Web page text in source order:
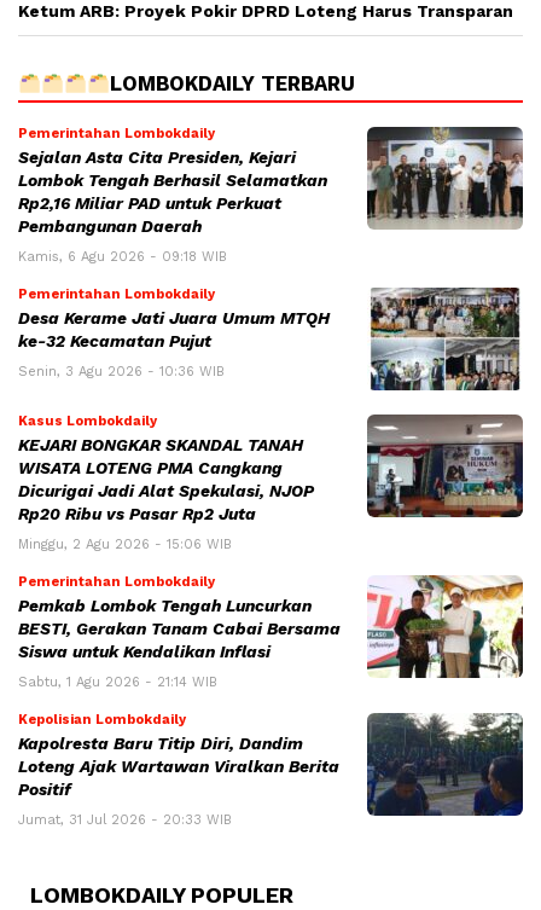
Ketum ARB: Proyek Pokir DPRD Loteng Harus Transparan
LOMBOKDAILY TERBARU
Pemerintahan Lombokdaily
Sejalan Asta Cita Presiden, Kejari
Lombok Tengah Berhasil Selamatkan
Rp2,16 Miliar PAD untuk Perkuat
Pembangunan Daerah
Kamis, 6 Agu 2026 - 09:18 WIB
Pemerintahan Lombokdaily
Desa Kerame Jati Juara Umum MTQH
ke-32 Kecamatan Pujut
Senin, 3 Agu 2026 - 10:36 WIB
Kasus Lombokdaily
KEJARI BONGKAR SKANDAL TANAH
WISATA LOTENG PMA Cangkang
Dicurigai Jadi Alat Spekulasi, NJOP
Rp20 Ribu vs Pasar Rp2 Juta
Minggu, 2 Agu 2026 - 15:06 WIB
Pemerintahan Lombokdaily
Pemkab Lombok Tengah Luncurkan
BESTI, Gerakan Tanam Cabai Bersama
Siswa untuk Kendalikan Inflasi
Sabtu, 1 Agu 2026 - 21:14 WIB
Kepolisian Lombokdaily
Kapolresta Baru Titip Diri, Dandim
Loteng Ajak Wartawan Viralkan Berita
Positif
Jumat, 31 Jul 2026 - 20:33 WIB
LOMBOKDAILY POPULER